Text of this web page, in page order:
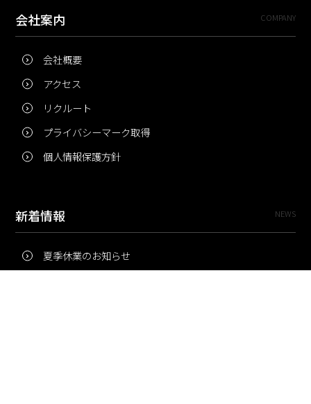
会社案内 COMPANY
会社概要
アクセス
リクルート
プライバシーマーク取得
個人情報保護方針
新着情報 NEWS
夏季休業のお知らせ